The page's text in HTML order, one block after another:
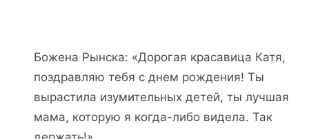
Божена Рынска: «Дорогая красавица Катя,
поздравляю тебя с днем рождения! Ты
вырастила изумительных детей, ты лучшая
мама, которую я когда-либо видела. Так